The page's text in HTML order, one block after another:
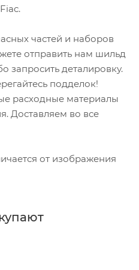
частей и наборов
отправить нам шильд
запросить деталировку.
подделок!
расходные материалы
Доставляем во все
от изображения